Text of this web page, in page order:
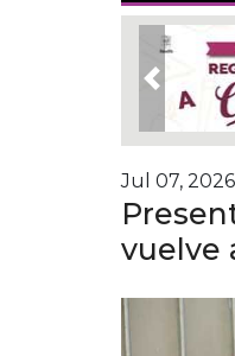
Previous
Jul 07, 2026
vuelve